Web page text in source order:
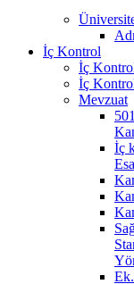
İç Kontrol
İç Kontrol
İç
Mevzuat
İç